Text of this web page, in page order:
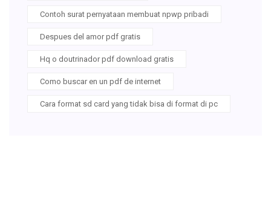
Contoh surat pernyataan membuat npwp pribadi
Despues del amor pdf gratis
Hq o doutrinador pdf download gratis
Como buscar en un pdf de internet
Cara format sd card yang tidak bisa di format di pc